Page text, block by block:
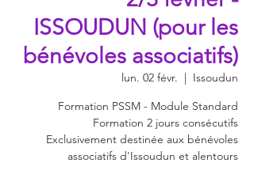
ISSOUDUN (pour les
bénévoles associatifs)
lun. 02 févr.
  |
Issoudun
Formation PSSM - Module Standard
Formation 2 jours consécutifs
Exclusivement destinée aux bénévoles
associatifs d'Issoudun et alentours